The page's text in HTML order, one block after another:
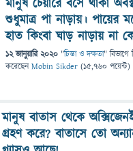
মানুষ চেয়ারে বসে থাকা
শুধুমাত্র পা নাড়ায়। পায়ের
হাত কিংবা ঘাড় নাড়ায় না
12 জানুয়ারি 2020 "চিন্তা ও দক্ষতা" বিভাগে
করেছেনMobin Sikder (15,760 পয়েন্ট)
মানুষ বাতাস থেকে
গ্রহণ করে? বাতাসে তো